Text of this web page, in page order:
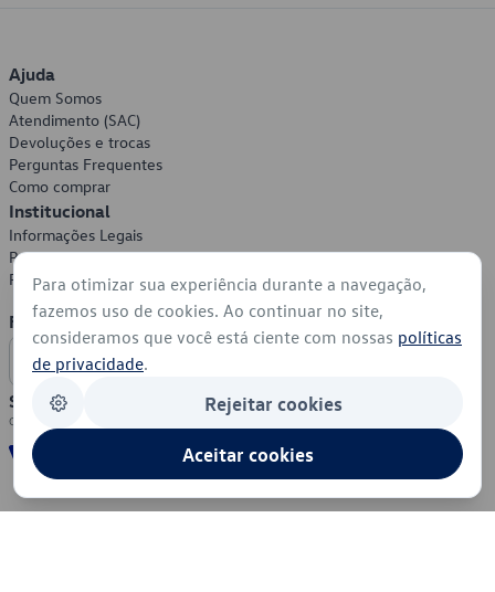
Ajuda
Quem Somos
Atendimento (SAC)
Devoluções e trocas
Perguntas Frequentes
Como comprar
Institucional
Informações Legais
Política de Privacidade
Política de Cookies
Formas de Pagamento
Segurança
Para otimizar sua experiência durante a navegação,
fazemos uso de cookies. Ao continuar no site,
consideramos que você está ciente com nossas políticas
de privacidade.
Rejeitar cookies
Aceitar cookies